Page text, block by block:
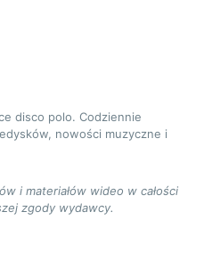
disco polo. Codziennie
nowości muzyczne i
i materiałów wideo w całości
zgody wydawcy.